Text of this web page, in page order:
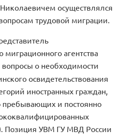
осуществлялся
трудовой миграции.
миграционного агентства
вопросы о необходимости
освидетельствования
иностранных граждан,
и постоянно
Позиция УВМ ГУ МВД России